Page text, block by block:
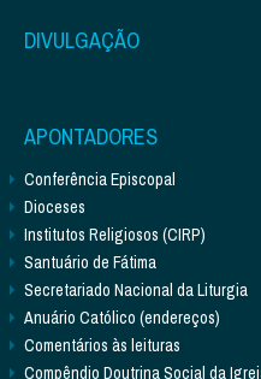
DIVULGAÇÃO
APONTADORES
Conferência Episcopal
Dioceses
Institutos Religiosos (CIRP)
Santuário de Fátima
Secretariado Nacional da Liturgia
Anuário Católico (endereços)
Comentários às leituras
Compêndio Doutrina Social da